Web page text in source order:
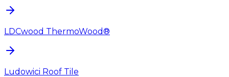
LDCwood ThermoWood®
Ludowici Roof Tile